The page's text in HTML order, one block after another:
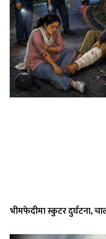
भीमफेदीमा स्कुटर दुर्घटना,